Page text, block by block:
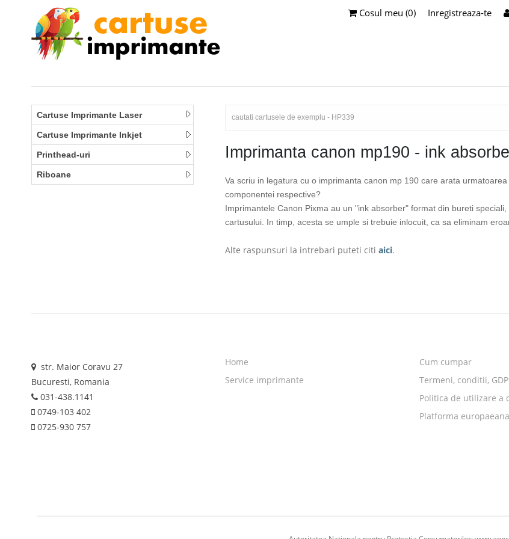
Inregistreaza-te
Cosul meu (0)
Cartuse Imprimante Laser
Cartuse Imprimante Inkjet
Printhead-uri
Riboane
Imprimanta canon mp190 - ink
Va scriu in legatura cu o imprimanta canon mp 190 care arata
componentei respective?
Imprimantele Canon Pixma au un "ink absorber" format din bureti
cartusului. In timp, acesta se umple si trebuie inlocuit, ca sa eliminam
Alte raspunsuri la intrebari puteti citiaici.
str. Maior Coravu 27
Bucuresti, Romania
031-438.1141
0749-103 402
0725-930 757
Home
Service imprimante
Cum cumpar
Termeni, conditii,
Politica de utilizare a
Platforma